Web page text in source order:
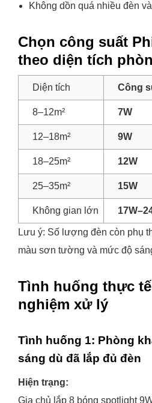
Không dồn quá nhiều đèn
Chọn công suất
theo diện tích
Diện tích Công
8–12m² 7W
12–18m² 9W
18–25m² 12W
25–35m² 15W
Không gian lớn
Lưu ý: Số lượng đèn còn phụ
màu sơn tường và mức độ
Tình huống thực
nghiệm xử lý
Tình huống 1: Phòng
sáng dù đã lắp đủ đèn
Hiện trạng:
Gia chủ lắp 8 bóng spotlight